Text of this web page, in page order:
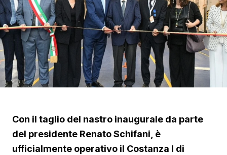
Con il taglio del nastro inaugurale da parte
del presidente Renato Schifani, è
ufficialmente operativo il Costanza I di